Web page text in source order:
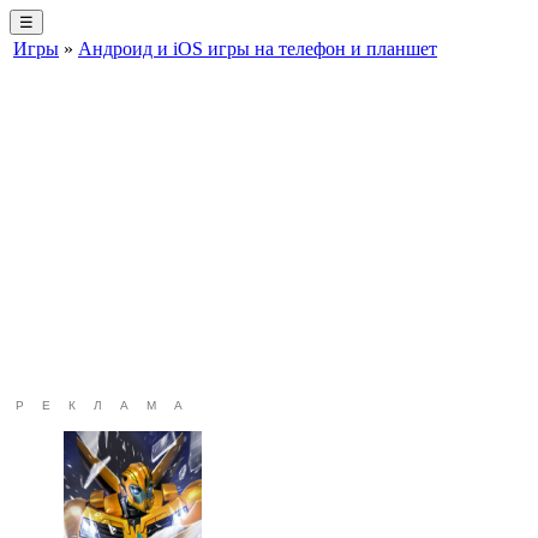
☰
Игры » Андроид и iOS игры на телефон и планшет
РЕКЛАМА